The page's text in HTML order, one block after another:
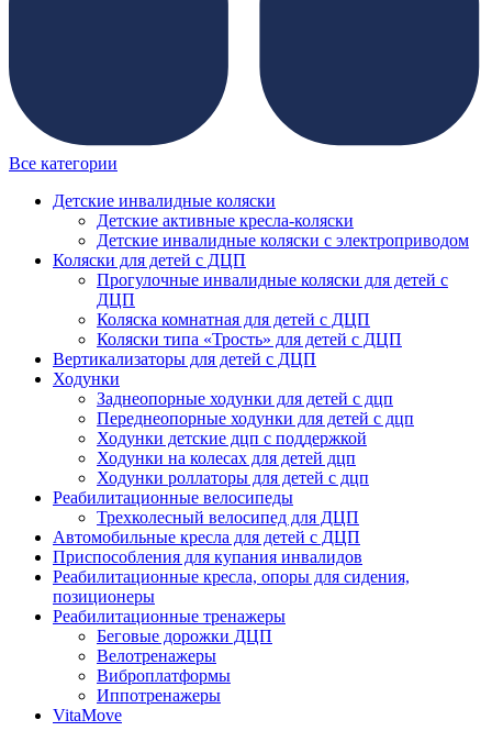
Все категории
Детские инвалидные коляски
Детские активные кресла-коляски
Детские инвалидные коляски с электроприводом
Коляски для детей с ДЦП
Прогулочные инвалидные коляски для детей с
ДЦП
Коляска комнатная для детей с ДЦП
Коляски типа «Трость» для детей с ДЦП
Вертикализаторы для детей с ДЦП
Ходунки
Заднеопорные ходунки для детей с дцп
Переднеопорные ходунки для детей с дцп
Ходунки детские дцп с поддержкой
Ходунки на колесах для детей дцп
Ходунки роллаторы для детей с дцп
Реабилитационные велосипеды
Трехколесный велосипед для ДЦП
Автомобильные кресла для детей с ДЦП
Приспособления для купания инвалидов
Реабилитационные кресла, опоры для сидения,
позиционеры
Реабилитационные тренажеры
Беговые дорожки ДЦП
Велотренажеры
Виброплатформы
Иппотренажеры
VitaMove